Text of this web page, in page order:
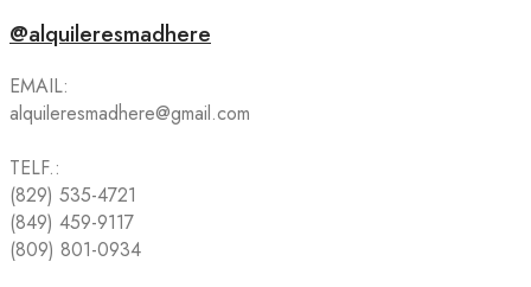
@alquileresmadhere
EMAIL:
alquileresmadhere@gmail.com
TELF.:
(829) 535-4721
(849) 459-9117
(809) 801-0934